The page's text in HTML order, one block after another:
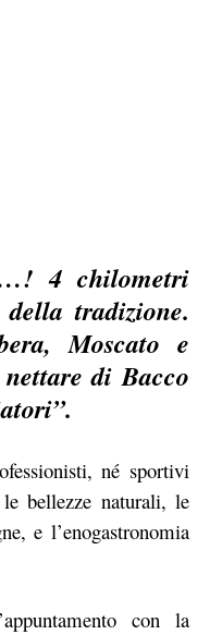
4 chilometri
tradizione.
Moscato e
di Bacco
né sportivi
le bellezze naturali, le
e l’enogastronomia
con la